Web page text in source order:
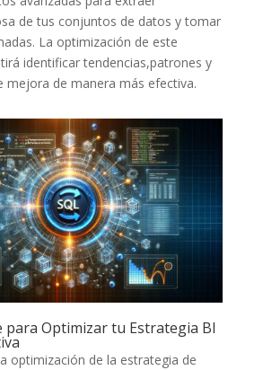
de tus conjuntos de datos y tomar
La optimización de este
identificar tendencias,patrones y
mejora de manera más efectiva.
para Optimizar tu Estrategia BI
optimización de la estrategia⁢ de